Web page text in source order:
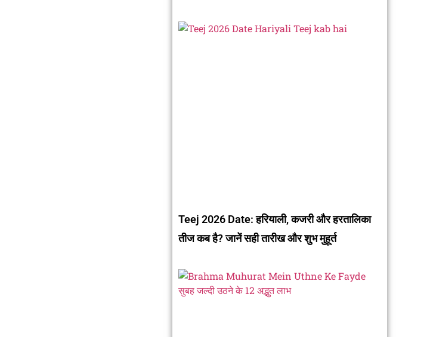
Teej 2026 Date: हरियाली, कजरी और हरतालिका
तीज कब है? जानें सही तारीख और शुभ मुहूर्त